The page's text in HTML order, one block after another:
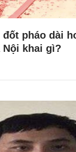
pháo dài
khai gì?